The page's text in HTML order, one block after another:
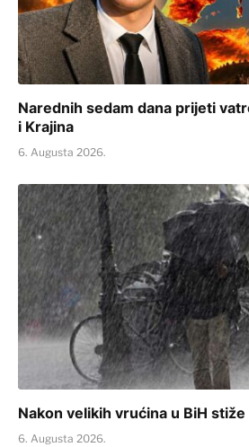
Narednih sedam dana prijeti
i Krajina
6. Augusta 2026.
Nakon velikih vrućina u BiH stiže
6. Augusta 2026.